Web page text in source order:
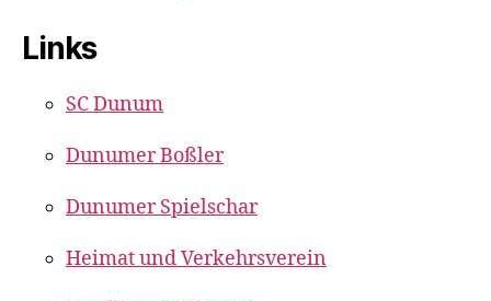
Links
SC Dunum
Dunumer Boßler
Dunumer Spielschar
Heimat und Verkehrsverein